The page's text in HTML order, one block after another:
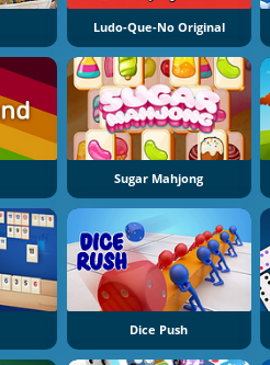
Ludo-Que-No Original
Sugar Mahjong
Dice Push